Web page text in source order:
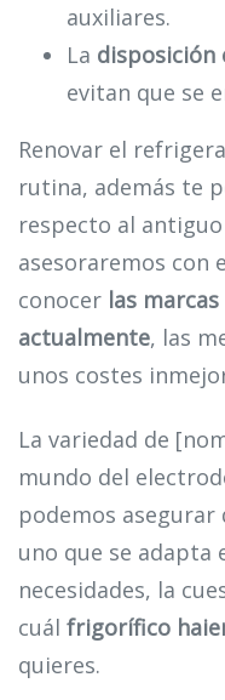
auxiliares.
La disposición
evitan que se
Renovar el
rutina, además te
respecto al
asesoraremos con
conocer las
actualmente, las
unos costes
La variedad de
mundo del
podemos
uno que se adapta
necesidades, la
cuál frigorífico
quieres.